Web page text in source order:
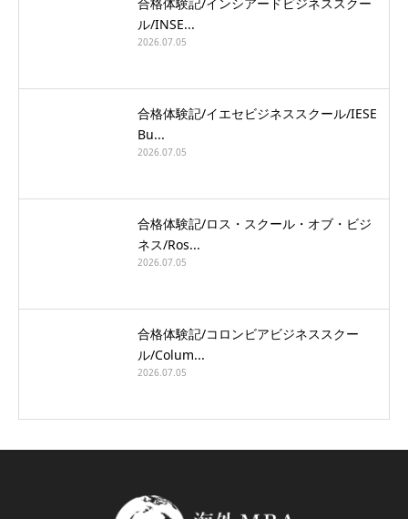
ル/INSE...
2026.07.05
合格体験記/イエセビジネススクール/IESE
Bu...
2026.07.05
合格体験記/ロス・スクール・オブ・ビジ
ネス/Ros...
2026.07.05
合格体験記/コロンビアビジネススクー
ル/Colum...
2026.07.05